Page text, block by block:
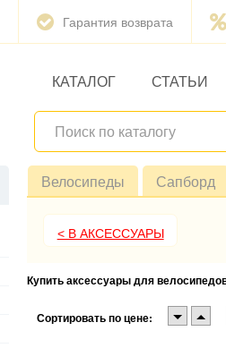
Гарантия возврата
КАТАЛОГ СТАТЬИ
Велосипеды Сапборд
< В АКСЕССУАРЫ
Купить аксессуары для
Сортировать по цене: